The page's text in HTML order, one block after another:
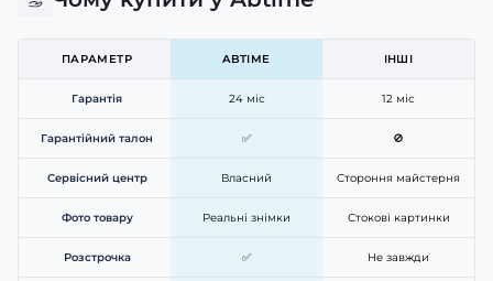
ПАРАМЕТР ABTIME ІНШІ
Гарантія 24 міс 12 міс
Гарантійний талон ✅ 🚫
Сервісний центр Власний Стороння майстерня
Фото товару Реальні знімки Стокові картинки
Розстрочка ✅ Не завжди